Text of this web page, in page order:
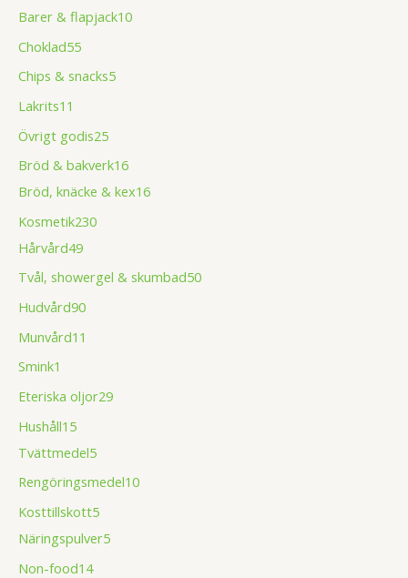
Barer & flapjack10
Choklad55
Chips & snacks5
Lakrits11
Övrigt godis25
Bröd & bakverk16
Bröd, knäcke & kex16
Kosmetik230
Hårvård49
Tvål, showergel & skumbad50
Hudvård90
Munvård11
Smink1
Eteriska oljor29
Hushåll15
Tvättmedel5
Rengöringsmedel10
Kosttillskott5
Näringspulver5
Non-food14